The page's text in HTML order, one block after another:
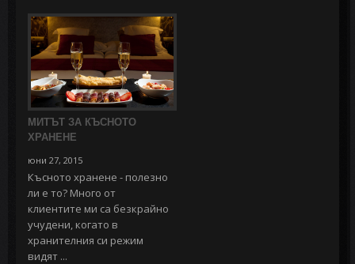
МИТЪТ ЗА КЪСНОТО
ХРАНЕНЕ
юни 27, 2015
Късното хранене - полезно
ли е то? Много от
клиентите ми са безкрайно
учудени, когато в
хранителния си режим
видят ...